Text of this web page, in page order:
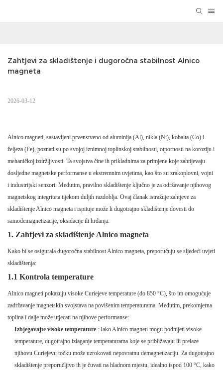
Zahtjevi za skladištenje i dugoročna stabilnost Alnico
magneta
2026-03-12
Alnico magneti, sastavljeni prvenstveno od aluminija (Al), nikla (Ni), kobalta (Co) i
željeza (Fe), poznati su po svojoj iznimnoj toplinskoj stabilnosti, otpornosti na koroziju i
mehaničkoj izdržljivosti. Ta svojstva čine ih prikladnima za primjene koje zahtijevaju
dosljedne magnetske performanse u ekstremnim uvjetima, kao što su zrakoplovni, vojni
i industrijski senzori. Međutim, pravilno skladištenje ključno je za održavanje njihovog
magnetskog integriteta tijekom duljih razdoblja. Ovaj članak istražuje zahtjeve za
skladištenje Alnico magneta i ispituje može li dugotrajno skladištenje dovesti do
samodemagnetizacije, oksidacije ili hrđanja.
1. Zahtjevi za skladištenje Alnico magneta
Kako bi se osigurala dugoročna stabilnost Alnico magneta, preporučuju se sljedeći uvjeti
skladištenja:
1.1 Kontrola temperature
Alnico magneti pokazuju visoke Curiejeve temperature (do 850 °C), što im omogućuje
zadržavanje magnetskih svojstava na povišenim temperaturama. Međutim, prekomjerna
toplina i dalje može utjecati na njihove performanse:
Izbjegavajte visoke temperature : Iako Alnico magneti mogu podnijeti visoke
temperature, dugotrajno izlaganje temperaturama koje se približavaju ili prelaze
njihovu Curiejevu točku može uzrokovati nepovratnu demagnetizaciju. Za dugotrajno
skladištenje preporučljivo ih je čuvati na hladnom mjestu, idealno ispod 100 °C, kako